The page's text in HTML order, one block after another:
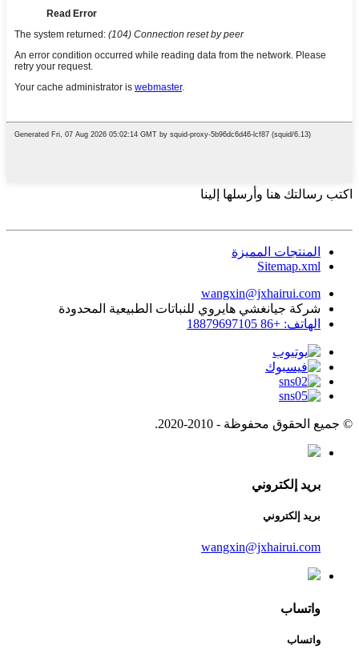
اكتب رسالتك هنا وأرسلها إلينا
المنتجات المميزة
Sitemap.xml
wangxin@jxhairui.com
شركة جيانغشي هايروي للنباتات الطبيعية المحدودة
الهاتف: +86 18879697105
© جميع الحقوق محفوظة - 2010-2020.
بريد إلكتروني
بريد إلكتروني
wangxin@jxhairui.com
واتساب
واتساب